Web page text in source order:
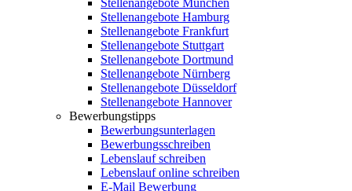
Stellenangebote München
Stellenangebote Hamburg
Stellenangebote Frankfurt
Stellenangebote Stuttgart
Stellenangebote Dortmund
Stellenangebote Nürnberg
Stellenangebote Düsseldorf
Stellenangebote Hannover
Bewerbungstipps
Bewerbungsunterlagen
Bewerbungsschreiben
Lebenslauf schreiben
Lebenslauf online schreiben
E-Mail Bewerbung